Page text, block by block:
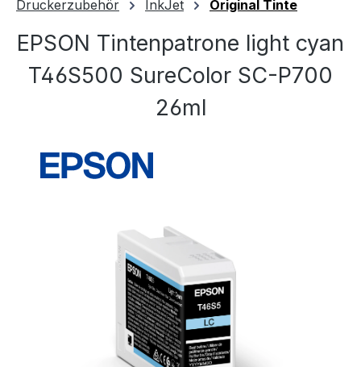
Druckerzubehör InkJet Original Tinte
EPSON Tintenpatrone light cyan
T46S500 SureColor SC-P700
26ml
Bildergalerie überspringen